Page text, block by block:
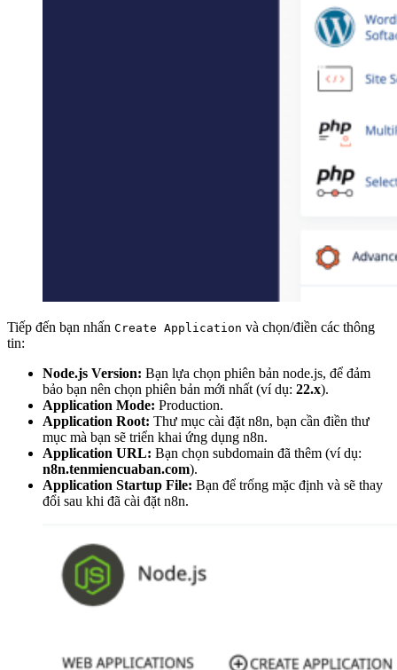
Tiếp đến bạn nhấn Create Application và chọn/điền các thông
tin:
Node.js Version: Bạn lựa chọn phiên bản node.js, để đảm
bảo bạn nên chọn phiên bản mới nhất (ví dụ: 22.x).
Application Mode: Production.
Application Root: Thư mục cài đặt n8n, bạn cần điền thư
mục mà bạn sẽ triển khai ứng dụng n8n.
Application URL: Bạn chọn subdomain đã thêm (ví dụ:
n8n.tenmiencuaban.com).
Application Startup File: Bạn để trống mặc định và sẽ thay
đổi sau khi đã cài đặt n8n.